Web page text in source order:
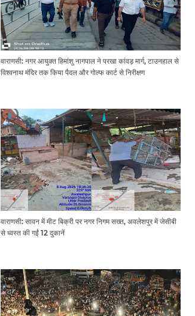
वाराणसी: नगर आयुक्त हिमांशु नागपाल ने परखा कांवड़ मार्ग, टाउनहाल से
विश्वनाथ मंदिर तक किया पैदल और गोल्फ कार्ट से निरीक्षण
वाराणसी: सावन में मीट बिक्री पर नगर निगम सख्त, अवलेशपुर में जेसीबी
से ध्वस्त की गईं 12 दुकानें